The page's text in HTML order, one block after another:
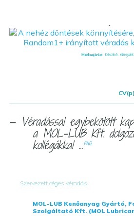
Médiaajánlat Kölcsönös
— Véradással egybekötött
a MOL-LUB Kft.
kollégákkal ... FAQ
Szervezett céges véradás
MOL-LUB Kenőanyag Gyártó,
Szolgáltató Kft. (MOL